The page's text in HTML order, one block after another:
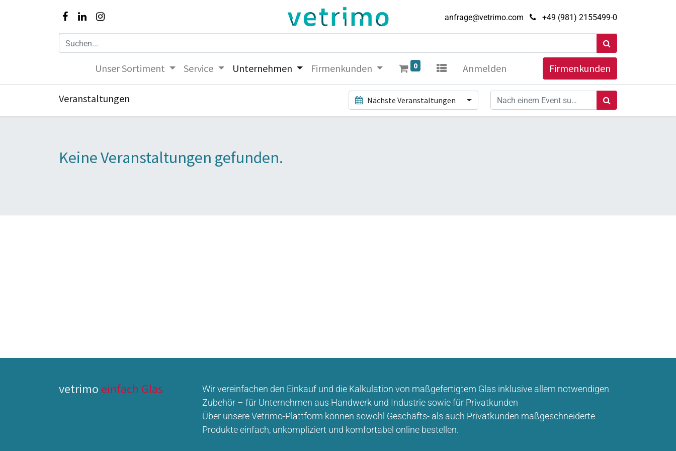
anfrage@vetrimo.com +49 (981) 2155499-0
Unser Sortiment Service Unternehmen Firmenkunden 0 Anmelden Firmenkunden
Veranstaltungen Nächste Veranstaltungen
Keine Veranstaltungen gefunden.
vetrimo einfach Glas
Wir vereinfachen den Einkauf und die Kalkulation von maßgefertigtem Glas inklusive allem notwendigen
Zubehör – für Unternehmen aus Handwerk und Industrie sowie für Privatkunden
Über unsere Vetrimo-Plattform können sowohl Geschäfts- als auch Privatkunden maßgeschneiderte
Produkte einfach, unkompliziert und komfortabel online bestellen.